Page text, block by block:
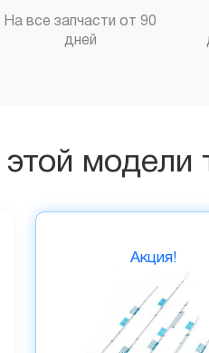
На все запчасти от 90
дней
модели
Акция!